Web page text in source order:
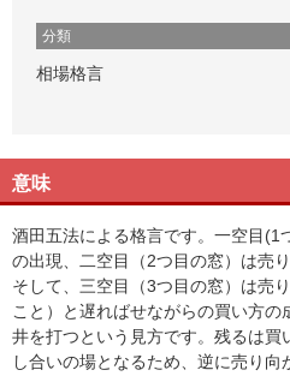
分類
相場格言
意味
酒田五法による格言です。一空目(1
の出現、二空目（2つ目の窓）は売
そして、三空目（3つ目の窓）は売
こと）と遅ればせながらの買い方
井を打つという見方です。残るは買
し合いの場となるため、逆に売り